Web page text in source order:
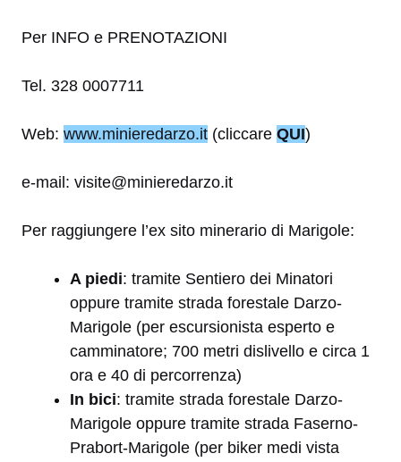
Per INFO e PRENOTAZIONI
Tel. 328 0007711
Web: www.minieredarzo.it (cliccare QUI)
e-mail: visite@minieredarzo.it
Per raggiungere l’ex sito minerario di Marigole:
A piedi: tramite Sentiero dei Minatori
oppure tramite strada forestale Darzo-
Marigole (per escursionista esperto e
camminatore; 700 metri dislivello e circa 1
ora e 40 di percorrenza)
In bici: tramite strada forestale Darzo-
Marigole oppure tramite strada Faserno-
Prabort-Marigole (per biker medi vista